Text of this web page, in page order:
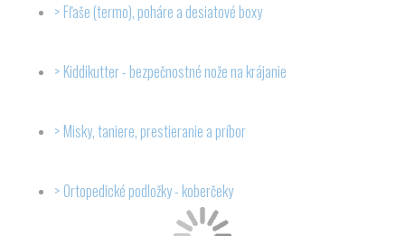
Fľaše (termo), poháre a desiatové boxy
Kiddikutter - bezpečnostné nože na krájanie
Misky, taniere, prestieranie a príbor
Ortopedické podložky - koberčeky